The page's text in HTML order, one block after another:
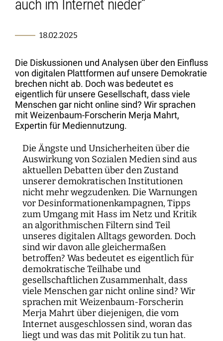
Propaganda
Dynamiken der digitalen Mobilisierung
Bildung für die digitale Welt
Normsetzung und Entscheidungsverfahren
Technik, Macht und Herrschaft
WEIZENBAUM DIGITAL SCIENCE CENTER
Metaforschung
Weizenbaum Panel
Methodenlab
FORSCHENDE
Forschende
Principal Investigators
Fellowships
WEITERE SEITEN
Forschungsprojekte
Open-Access-Publikationsfonds
Das Forschungsprogramm der Aufbauphase
Weizenbaum-Podcasts
Policy Roundtables
Weizenbaum Library
Open-Access-Publikationsfonds
Institutsrat
Beirat
Netzwerk
Kommunikation
Personal
Finanzen
IT
Karriereförderung
Stellenangebote
Presse
Newsletter
auch im Internet nieder“
18.02.2025
Die Diskussionen und Analysen über den Einfluss
von digitalen Plattformen auf unsere Demokratie
brechen nicht ab. Doch was bedeutet es
eigentlich für unsere Gesellschaft, dass viele
Menschen gar nicht online sind? Wir sprachen
mit Weizenbaum-Forscherin Merja Mahrt,
Expertin für Mediennutzung.
Die Ängste und Unsicherheiten über die
Auswirkung von Sozialen Medien sind aus
aktuellen Debatten über den Zustand
unserer demokratischen Institutionen
nicht mehr wegzudenken. Die Warnungen
vor Desinformationenkampagnen, Tipps
zum Umgang mit Hass im Netz und Kritik
an algorithmischen Filtern sind Teil
unseres digitalen Alltags geworden. Doch
sind wir davon alle gleichermaßen
betroffen? Was bedeutet es eigentlich für
demokratische Teilhabe und
gesellschaftlichen Zusammenhalt, dass
viele Menschen gar nicht online sind? Wir
sprachen mit Weizenbaum-Forscherin
Merja Mahrt über diejenigen, die vom
Internet ausgeschlossen sind, woran das
liegt und was das mit Politik zu tun hat.